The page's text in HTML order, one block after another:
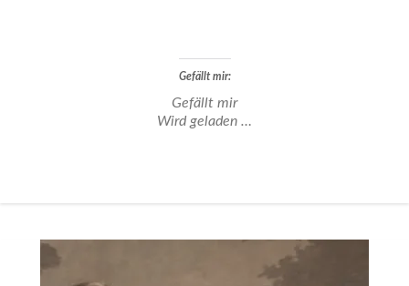
Gefällt mir:
Gefällt mir
Wird geladen …